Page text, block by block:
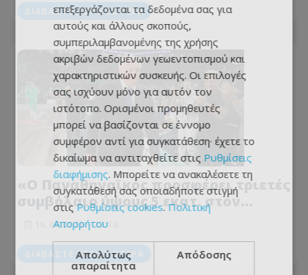
ΔΙΑΒΆΣΤΕ ΠΕΡΙΣΣΌΤΕΡΑ
«Ο Παναθηναϊκός προσφέρει τριετές
συμβόλαιο ύψους 5 εκατ. στον
Ομπράντοβιτς»
16.06.2026 - 22:13
ΔΙΑΒΆΣΤΕ ΠΕΡΙΣΣΌΤΕΡΑ
επεξεργάζονται τα δεδομένα σας για
αυτούς και άλλους σκοπούς,
συμπεριλαμβανομένης της χρήσης
ακριβών δεδομένων γεωεντοπισμού και
χαρακτηριστικών συσκευής. Οι επιλογές
σας ισχύουν μόνο για αυτόν τον
ιστότοπο. Ορισμένοι προμηθευτές
μπορεί να βασίζονται σε έννομο
συμφέρον αντί για συγκατάθεση· έχετε το
δικαίωμα να αντιταχθείτε στις Ρυθμίσεις
διαφήμισης. Μπορείτε να ανακαλέσετε τη
συγκατάθεσή σας οποιαδήποτε στιγμή
στις Ρυθμίσεις cookies. Πολιτική
Απορρήτου
Απολύτως
απαραίτητα
Απόδοσης